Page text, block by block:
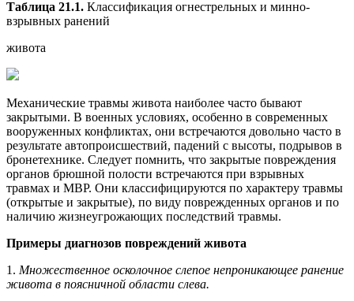
Таблица 21.1. Классификация огнестрельных и минно-
взрывных ранений
живота
Механические травмы живота наиболее часто бывают
закрытыми. В военных условиях, особенно в современных
вооруженных конфликтах, они встречаются довольно часто в
результате автопроисшествий, падений с высоты, подрывов в
бронетехнике. Следует помнить, что закрытые повреждения
органов брюшной полости встречаются при взрывных
травмах и МВР. Они классифицируются по характеру травмы
(открытые и закрытые), по виду поврежденных органов и по
наличию жизнеугрожающих последствий травмы.
Примеры диагнозов повреждений живота
1. Множественное осколочное слепое непроникающее ранение
живота в поясничной области слева.